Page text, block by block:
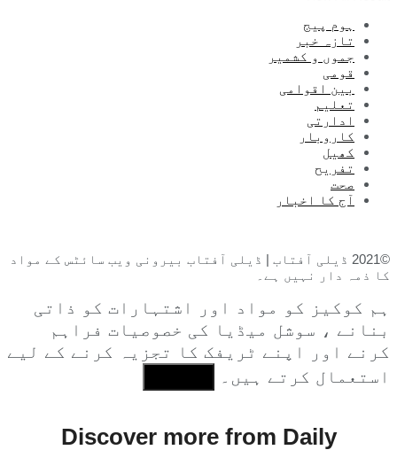
ہوم پیج
تازہ خبر
جموں و کشمیر
قومی
بین اقوامی
تعلیم
ادارتی
کاروبار
کھیل
تفریح
صحت
آج کا اخبار
©2021 ڈیلی آفتاب | ڈیلی آفتاب بیرونی ویب سائٹس کے مواد
کا ذمہ دار نہیں ہے۔
ہم کوکیز کو مواد اور اشتہارات کو ذاتی
بنانے ، سوشل میڈیا کی خصوصیات فراہم
کرنے اور اپنے ٹریفک کا تجزیہ کرنے کے لیے
استعمال کرتے ہیں۔
Discover more from Daily